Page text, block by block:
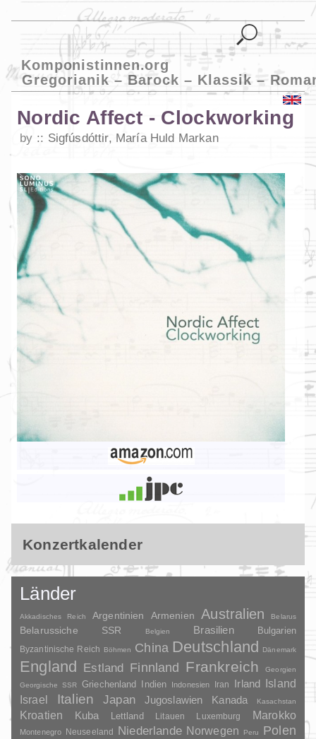
Komponistinnen.org
Gregorianik – Barock – Klassik –
Nordic Affect - Clockworking
by Sigfúsdóttir, María Huld Markan
Konzertkalender
Länder
Akkadisches Reich Argentinien Armenien Australien Belarus
Belarussiche SSR Belgien Brasilien Bulgarien
Byzantinische Reich Böhmen China Deutschland Dänemark
England Estland Finnland Frankreich
Georgien
Georgische SSR
Griechenland Indien Indonesien Iran Irland
Island
Israel
Italien Japan Jugoslawien Kanada Kasachstan
Kroatien Kuba Lettland Litauen Luxemburg Marokko
Montenegro Neuseeland Niederlande Norwegen Peru
Polen